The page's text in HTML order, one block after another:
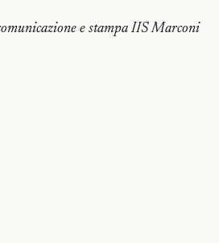
e stampa IIS Marconi